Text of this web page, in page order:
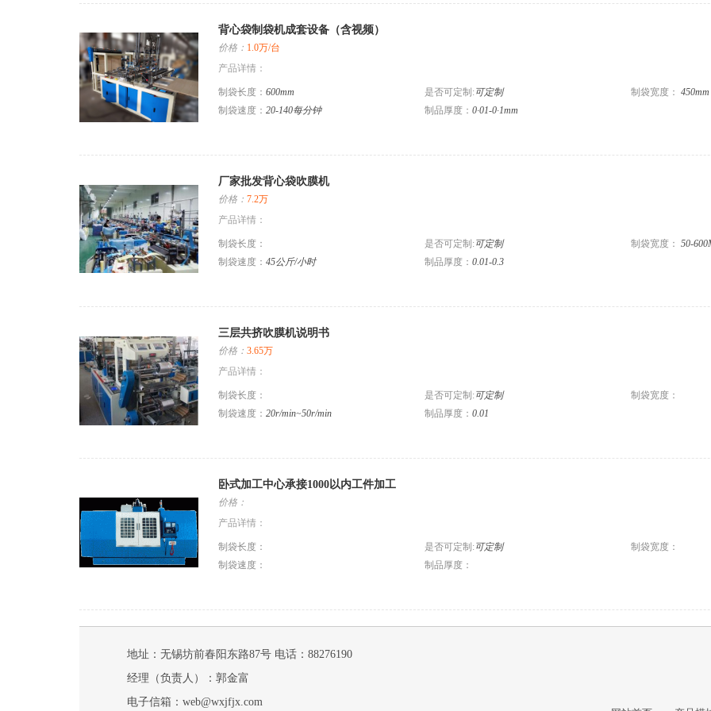
背心袋制袋机成套设备（含视频）
价格： 1.0万/台
产品详情：
制袋长度： 600mm 是否可定制: 可定制 制袋宽度： 450mm
制袋速度： 20-140每分钟 制品厚度： 0·01-0·1mm
厂家批发背心袋吹膜机
价格： 7.2万
产品详情：
制袋长度： 是否可定制: 可定制 制袋宽度： 50-
制袋速度： 45公斤/小时 制品厚度： 0.01-0.3
三层共挤吹膜机说明书
价格： 3.65万
产品详情：
制袋长度： 是否可定制: 可定制
制袋宽度：
制袋速度： 20r/min~50r/min 制品厚度： 0.01
卧式加工中心承接1000以内工件加工
价格：
产品详情：
制袋长度： 是否可定制: 可定制
制袋宽度：
制袋速度：
制品厚度：
地址：无锡坊前春阳东路87号 电话：88276190
经理（负责人）：郭金富
电子信箱：web@wxjfjx.com